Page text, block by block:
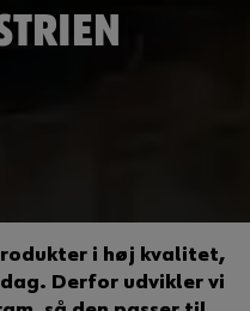
i høj kvalitet,
Derfor udvikler vi